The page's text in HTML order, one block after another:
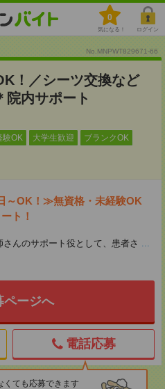
0
気になる！ ログイン
No.MNPWT829671-66
！／シーツ交換など
院内サポート
験OK 大学生歓迎 ブランクOK
～OK！≫無資格・未経験OK
ト！
さんのサポート役として、患者さ ...
ページへ
電話応募
くても応募できます